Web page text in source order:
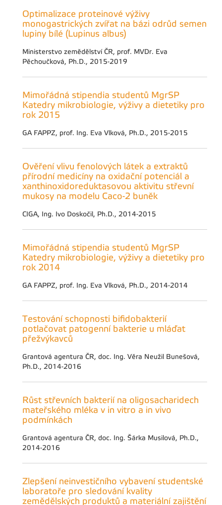
Optimalizace proteinové výživy
monogastrických zvířat na bázi odrůd semen
lupiny bílé (Lupinus albus)
Ministerstvo zemědělství ČR, prof. MVDr. Eva
Pěchoučková, Ph.D., 2015-2019
Mimořádná stipendia studentů MgrSP
Katedry mikrobiologie, výživy a dietetiky pro
rok 2015
GA FAPPZ, prof. Ing. Eva Vlková, Ph.D., 2015-2015
Ověření vlivu fenolových látek a extraktů
přírodní medicíny na oxidační potenciál a
xanthinoxidoreduktasovou aktivitu střevní
mukosy na modelu Caco-2 buněk
CIGA, Ing. Ivo Doskočil, Ph.D., 2014-2015
Mimořádná stipendia studentů MgrSP
Katedry mikrobiologie, výživy a dietetiky pro
rok 2014
GA FAPPZ, prof. Ing. Eva Vlková, Ph.D., 2014-2014
Testování schopnosti bifidobakterií
potlačovat patogenní bakterie u mláďat
přežvýkavců
Grantová agentura ČR, doc. Ing. Věra Neužil Bunešová,
Ph.D., 2014-2016
Růst střevních bakterií na oligosacharidech
mateřského mléka v in vitro a in vivo
podmínkách
Grantová agentura ČR, doc. Ing. Šárka Musilová, Ph.D.,
2014-2016
Zlepšení neinvestičního vybavení studentské
laboratoře pro sledování kvality
zemědělských produktů a materiální zajištění